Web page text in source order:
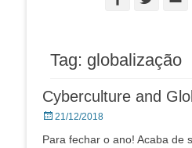
Tag: globalização
Cyberculture and
Posted
21/12/2018
Para fechar o ano! Acaba de